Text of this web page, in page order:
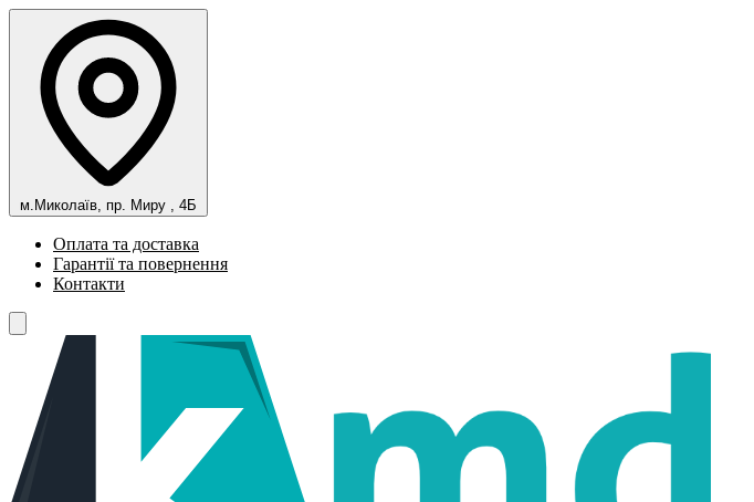
м.Миколаїв, пр. Миру , 4Б
Оплата та доставка
Гарантії та повернення
Контакти